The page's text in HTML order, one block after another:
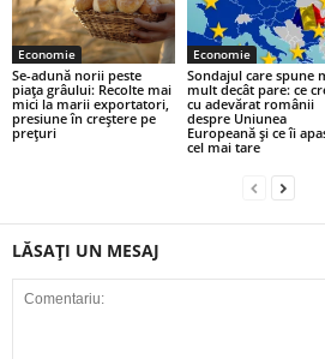
Economie
Se-adună norii peste
piața grâului: Recolte mai
mici la marii exportatori,
presiune în creștere pe
prețuri
Economie
Sondajul care spune
mult decât pare: ce
cu adevărat românii
despre Uniunea
Europeană și ce îi
cel mai tare
LĂSAȚI UN MESAJ